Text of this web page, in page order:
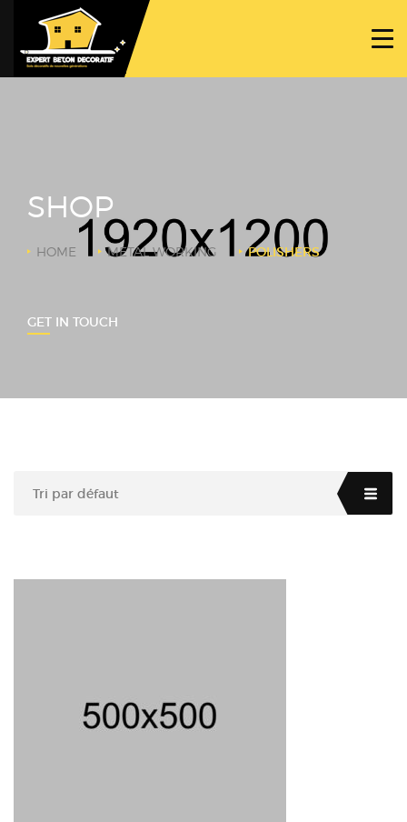
PROJETS
SHOP
HOME METAL WORKING POLISHERS
GET IN TOUCH
Tri par défaut